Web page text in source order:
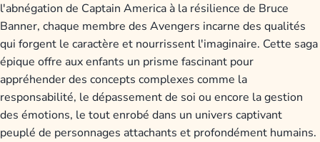
l'abnégation de Captain America à la résilience de Bruce
Banner, chaque membre des Avengers incarne des qualités
qui forgent le caractère et nourrissent l'imaginaire. Cette saga
épique offre aux enfants un prisme fascinant pour
appréhender des concepts complexes comme la
responsabilité, le dépassement de soi ou encore la gestion
des émotions, le tout enrobé dans un univers captivant
peuplé de personnages attachants et profondément humains.